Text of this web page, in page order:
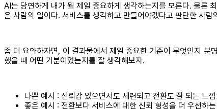
AI는 당연하게 내가 뭘 제일 중요하게 생각하는지를 모른다. 물론
은 사람의 일이다. 서비스를 생각하고 만들어야겠다고 판단한 사
좀 더 요약하자면, 이 결과물에서 제일 중요한 기준이 무엇인지 분
했을 때 어떤 기분이었는지를 잘 생각해보자.
나쁜 예시 : 신뢰감 있으면서도 세련되고 전환도 잘 되는 느
좋은 예시 : 전환보다 서비스에 대한 신뢰 형성을 더 우선하